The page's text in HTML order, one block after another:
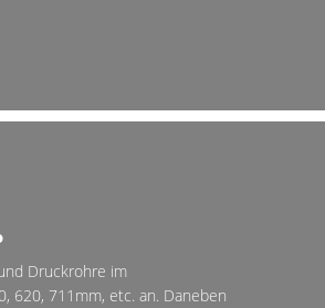
Druckrohre im
620, 711mm, etc. an. Daneben